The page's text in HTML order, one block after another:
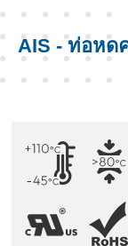
AIS - ท่อหด